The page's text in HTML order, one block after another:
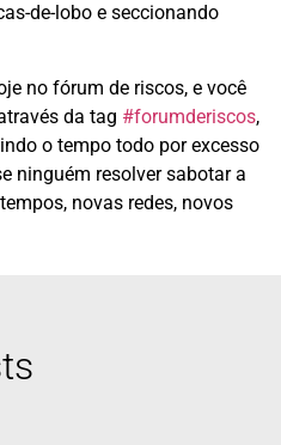
de-lobo e seccionando
no fórum de riscos, e você
da tag #forumderiscos,
o tempo todo por excesso
ninguém resolver sabotar a
novas redes, novos